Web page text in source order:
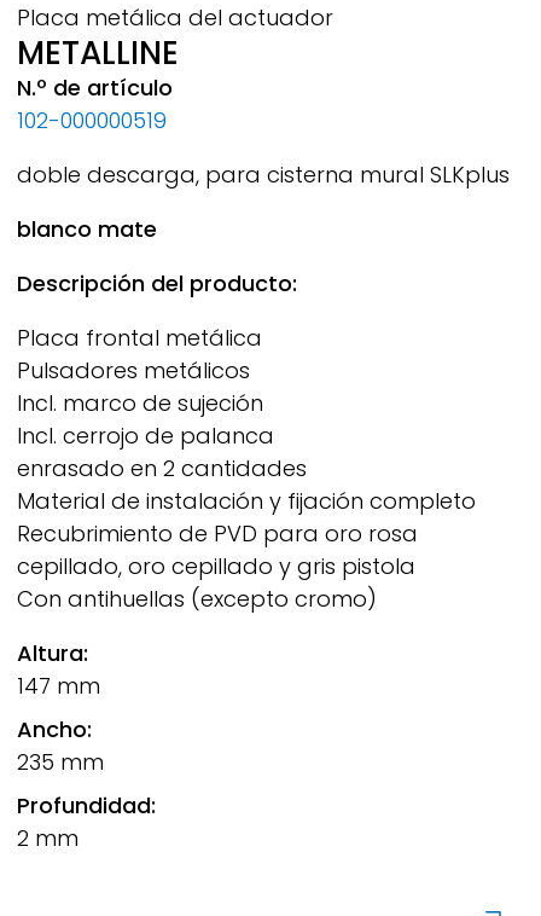
Placa metálica del actuador
METALLINE
N.º de artículo
102-000000519
doble descarga, para cisterna mural SLKplus
blanco mate
Descripción del producto:
Placa frontal metálica
Pulsadores metálicos
Incl. marco de sujeción
Incl. cerrojo de palanca
enrasado en 2 cantidades
Material de instalación y fijación completo
Recubrimiento de PVD para oro rosa
cepillado, oro cepillado y gris pistola
Con antihuellas (excepto cromo)
Altura:
147 mm
Ancho:
235 mm
Profundidad:
2 mm